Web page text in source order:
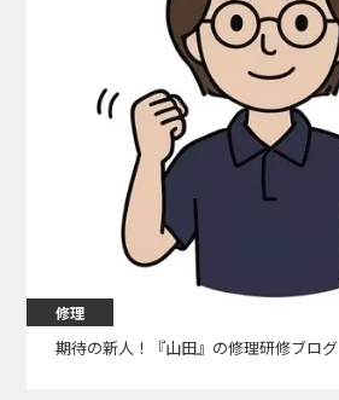
修理
期待の新人！『山田』の修理研修ブログ